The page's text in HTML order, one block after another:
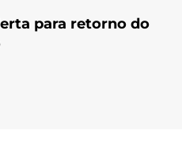
para retorno do